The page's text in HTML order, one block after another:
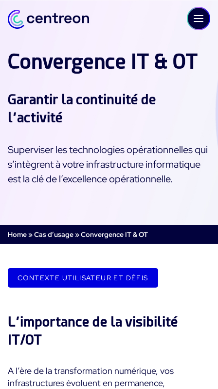
Centreon Infra Monitoring - Démo Produit
Centreon Experience Monitoring - Démo Produit
Centreon Experience Monitoring - Essai Gratuit
Supervision Cloud & Legacy
Alertes et notifications
SaaS ou Self-Hosted
Fonctionnalités
Log Management
Enrichissement et profilage des données
Analyse des causes racine
Alertes et notifications temps réel
Maîtrise des coûts intégrée
Digital Experience Monitoring
STM & RUM
Correction rapide des problèmes
Tableaux de bord métier & techniques
Mesure de la sobriété numérique
Démo Produit
Centreon Infra Monitoring - Démo Produit
Centreon Experience Monitoring - Démo Produit
Convergence IT & OT
Garantir la continuité de
l’activité
Superviser les technologies opérationnelles qui
s’intègrent à votre infrastructure informatique
est la clé de l’excellence opérationnelle.
Home»Cas d’usage»Convergence IT & OT
CONTEXTE UTILISATEUR ET DÉFIS
L’importance de la visibilité
IT/OT
A l’ère de la transformation numérique, vos
infrastructures évoluent en permanence,